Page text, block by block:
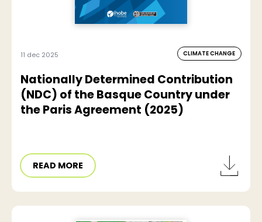
11 dec 2025 CLIMATE CHANGE
Nationally Determined Contribution
(NDC) of the Basque Country under
the Paris Agreement (2025)
READ MORE